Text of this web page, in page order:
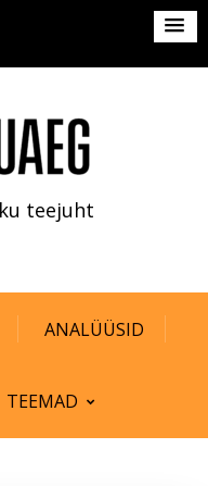
teejuht
ANALÜÜSID
TEEMAD